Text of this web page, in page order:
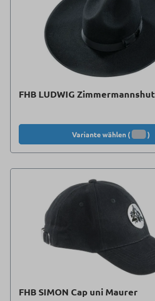
FHB LUDWIG Zimmermannshut
Variante wählen ( )
FHB SIMON Cap uni Maurer